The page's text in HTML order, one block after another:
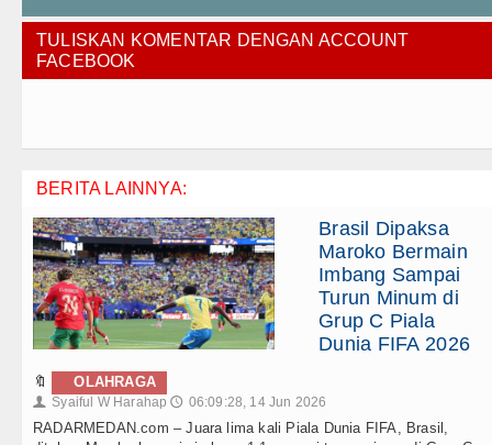
TULISKAN KOMENTAR DENGAN ACCOUNT
FACEBOOK
BERITA LAINNYA:
Brasil Dipaksa
Maroko Bermain
Imbang Sampai
Turun Minum di
Grup C Piala
Dunia FIFA 2026
🔖 OLAHRAGA
👤 Syaiful W Harahap 🕔 06:09:28, 14 Jun 2026
RADARMEDAN.com – Juara lima kali Piala Dunia FIFA, Brasil,